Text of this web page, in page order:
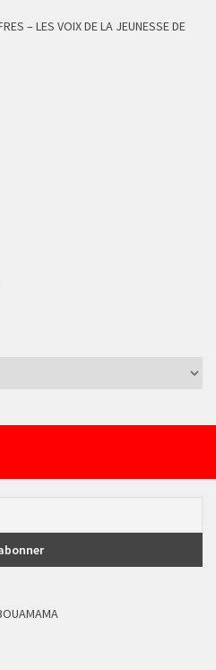
– LES VOIX DE LA JEUNESSE DE